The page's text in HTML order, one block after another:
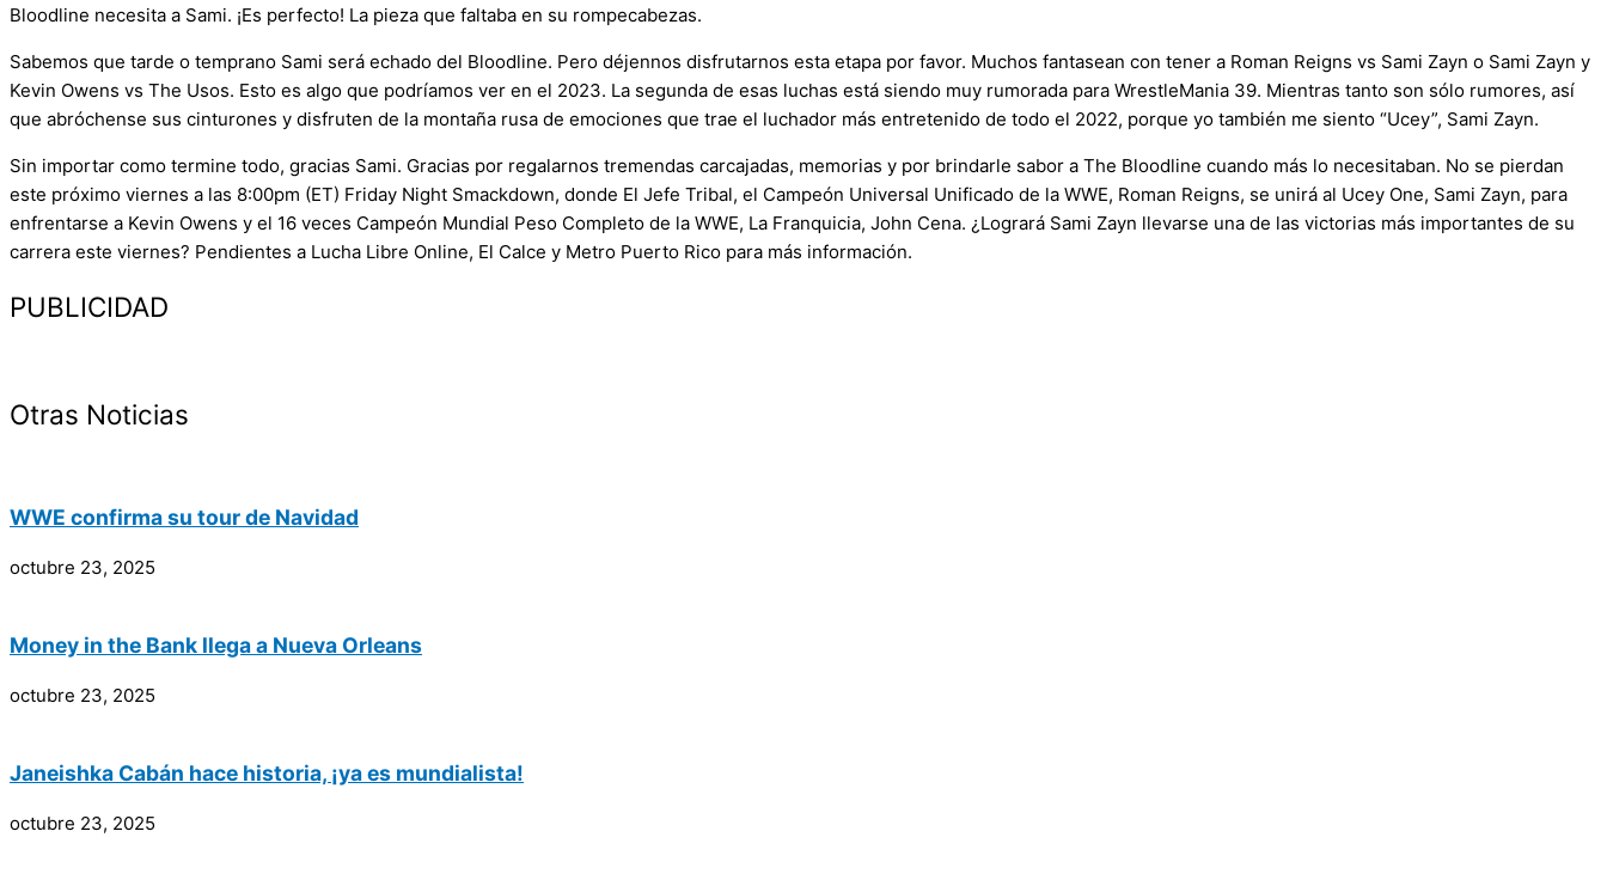
Bloodline necesita a Sami. ¡Es perfecto! La pieza que faltaba en su rompecabezas.
Sabemos que tarde o temprano Sami será echado del Bloodline. Pero déjennos disfrutarnos esta etapa por favor. Muchos fantasean con tener a Roman Reigns vs Sami Zayn o Sami Zayn y
Kevin Owens vs The Usos. Esto es algo que podríamos ver en el 2023. La segunda de esas luchas está siendo muy rumorada para WrestleMania 39. Mientras tanto son sólo rumores, así
que abróchense sus cinturones y disfruten de la montaña rusa de emociones que trae el luchador más entretenido de todo el 2022, porque yo también me siento “Ucey”, Sami Zayn.
Sin importar como termine todo, gracias Sami. Gracias por regalarnos tremendas carcajadas, memorias y por brindarle sabor a The Bloodline cuando más lo necesitaban. No se pierdan
este próximo viernes a las 8:00pm (ET) Friday Night Smackdown, donde El Jefe Tribal, el Campeón Universal Unificado de la WWE, Roman Reigns, se unirá al Ucey One, Sami Zayn, para
enfrentarse a Kevin Owens y el 16 veces Campeón Mundial Peso Completo de la WWE, La Franquicia, John Cena. ¿Logrará Sami Zayn llevarse una de las victorias más importantes de su
carrera este viernes? Pendientes a Lucha Libre Online, El Calce y Metro Puerto Rico para más información.
PUBLICIDAD
Otras Noticias
WWE confirma su tour de Navidad
octubre 23, 2025
Money in the Bank llega a Nueva Orleans
octubre 23, 2025
Janeishka Cabán hace historia, ¡ya es mundialista!
octubre 23, 2025